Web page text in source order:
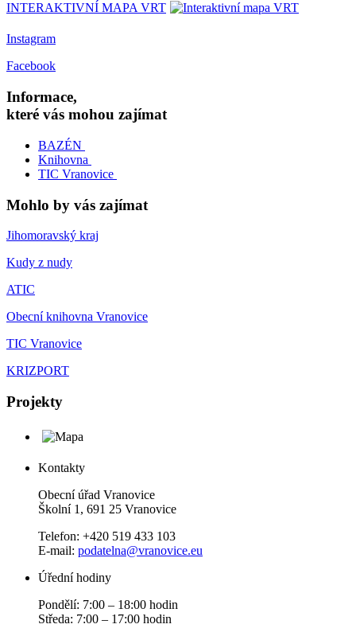
INTERAKTIVNÍ MAPA VRT
Instagram
Facebook
Informace,
které vás mohou zajímat
BAZÉN
Knihovna
TIC Vranovice
Mohlo by vás zajímat
Jihomoravský kraj
Kudy z nudy
ATIC
Obecní knihovna Vranovice
TIC Vranovice
KRIZPORT
Projekty
Kontakty
Obecní úřad Vranovice
Školní 1, 691 25 Vranovice
Telefon: +420 519 433 103
E-mail: podatelna@vranovice.eu
Úřední hodiny
Pondělí: 7:00 – 18:00 hodin
Středa: 7:00 – 17:00 hodin